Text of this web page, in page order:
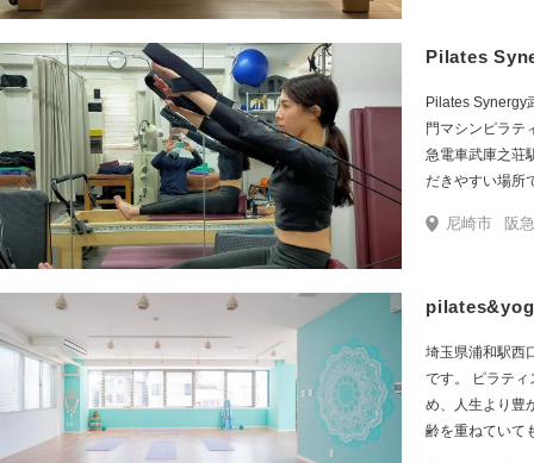
が監修している
からスタート
けたい方 ・ム
方 ・身体のコ
（猫背・巻き型
トレートネック
かった方 ・肩
ひ一度体験にご
Pilates
Pilates Synergy
門マシンピラテ
急電車武庫之荘
だきやすい場所
ラティスマシン
グラムで、最短
り、短期間で
と思いの方へ
とファスティ
を目指しましょ
尼崎市 阪
埼玉県浦和駅西
です。 ピラティス・ヨガを取り入れて、生活の質を高
め、人生より豊
齢を重ねていて